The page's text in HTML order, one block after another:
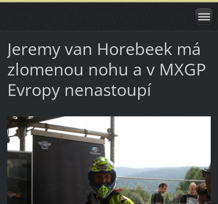
Jeremy van Horebeek má
zlomenou nohu a v MXGP
Evropy nenastoupí